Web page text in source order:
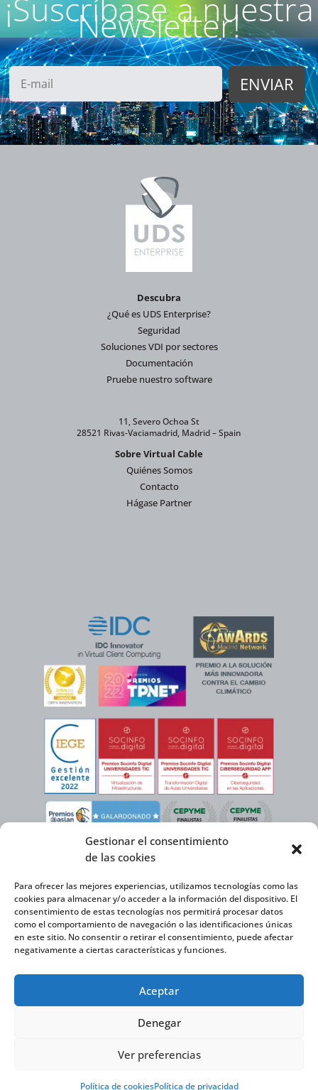
Gestionar el consentimiento
de las cookies
Para ofrecer las mejores experiencias, utilizamos tecnologías como las
cookies para almacenar y/o acceder a la información del dispositivo. El
consentimiento de estas tecnologías nos permitirá procesar datos
como el comportamiento de navegación o las identificaciones únicas
en este sitio. No consentir o retirar el consentimiento, puede afectar
negativamente a ciertas características y funciones.
Aceptar
Denegar
Ver preferencias
Política de cookiesPolítica de privacidad
¡Suscríbase a nuestra
Newsletter!
Descubra
¿Qué es UDS Enterprise?
Seguridad
Soluciones VDI por sectores
Documentación
Pruebe nuestro software
11, Severo Ochoa St
28521 Rivas-Vaciamadrid, Madrid – Spain
Sobre Virtual Cable
Quiénes Somos
Contacto
Hágase Partner
Instituto Español de Comercio Exterior y la cofinanciación del FEDER para
desarrollar su Plan de Expansión Internacional 2020-2025.
Declaración de accesibilidad